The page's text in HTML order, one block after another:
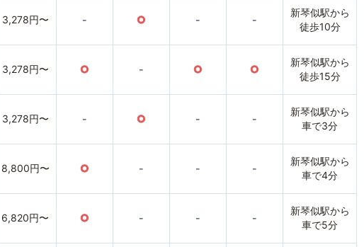
3,278円〜 - ○ - -
新琴似駅から
徒歩10分
3,278円〜 ○ - ○ ○
新琴似駅から
徒歩15分
3,278円〜 - ○ - -
新琴似駅から
車で3分
8,800円〜 ○ - - -
新琴似駅から
車で4分
6,820円〜 ○ - - -
新琴似駅から
車で5分